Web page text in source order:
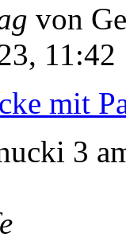
von
11:42
mit
3